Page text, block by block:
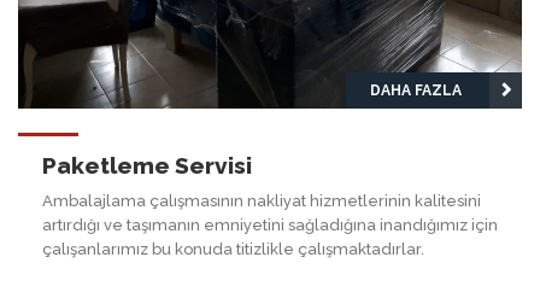
DAHA FAZLA
Paketleme Servisi
Ambalajlama çalışmasının nakliyat hizmetlerinin kalitesini
artırdığı ve taşımanın emniyetini sağladığına inandığımız için
çalışanlarımız bu konuda titizlikle çalışmaktadırlar.